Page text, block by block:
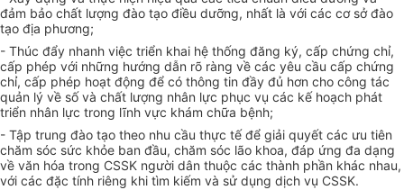
đảm bảo chất lượng đào tạo điều dưỡng, nhất là với các cơ sở đào
tạo địa phương;
- Thúc đẩy nhanh việc triển khai hệ thống đăng ký, cấp chứng chỉ,
cấp phép với những hướng dẫn rõ ràng về các yêu cầu cấp chứng
chỉ, cấp phép hoạt động để có thông tin đầy đủ hơn cho công tác
quản lý về số và chất lượng nhân lực phục vụ các kế hoạch phát
triển nhân lực trong lĩnh vực khám chữa bệnh;
- Tập trung đào tạo theo nhu cầu thực tế để giải quyết các ưu tiên
chăm sóc sức khỏe ban đầu, chăm sóc lão khoa, đáp ứng đa dạng
về văn hóa trong CSSK người dân thuộc các thành phần khác nhau,
với các đặc tính riêng khi tìm kiếm và sử dụng dịch vụ CSSK.